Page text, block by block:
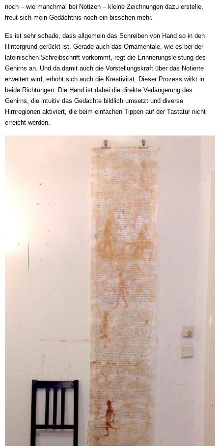
noch – wie manchmal bei Notizen – kleine Zeichnungen dazu erstelle,
freut sich mein Gedächtnis noch ein bisschen mehr.
Es ist sehr schade, dass allgemein das Schreiben von Hand so in den
Hintergrund gerückt ist. Gerade auch das Ornamentale, wie es bei der
lateinischen Schreibschrift vorkommt, regt die Erinnerungsleistung des
Gehirns an. Und da damit auch die Vorstellungskraft über das Notierte
erweitert wird, erhöht sich auch die Kreativität. Dieser Prozess wirkt in
beide Richtungen: Die Hand ist dabei die direkte Verlängerung des
Gehirns, die intuitiv das Gedachte bildlich umsetzt und diverse
Hirnregionen aktiviert, die beim einfachen Tippen auf der Tastatur nicht
erreicht werden.